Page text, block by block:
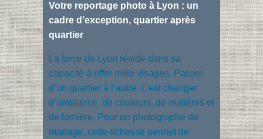
Votre reportage photo à Lyon : un
cadre d’exception, quartier après
quartier
La force de Lyon réside dans sa
capacité à offrir mille visages. Passer
d’un quartier à l’autre, c’est changer
d’ambiance, de couleurs, de matières et
de lumière. Pour un photographe de
mariage, cette richesse permet de